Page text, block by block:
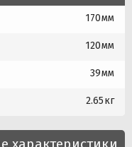
170мм
120мм
39мм
2.65кг
характеристики